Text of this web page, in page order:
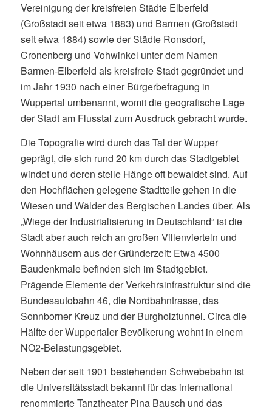
Vereinigung der kreisfreien Städte Elberfeld
(Großstadt seit etwa 1883) und Barmen (Großstadt
seit etwa 1884) sowie der Städte Ronsdorf,
Cronenberg und Vohwinkel unter dem Namen
Barmen-Elberfeld als kreisfreie Stadt gegründet und
im Jahr 1930 nach einer Bürgerbefragung in
Wuppertal umbenannt, womit die geografische Lage
der Stadt am Flusstal zum Ausdruck gebracht wurde.
Die Topografie wird durch das Tal der Wupper
geprägt, die sich rund 20 km durch das Stadtgebiet
windet und deren steile Hänge oft bewaldet sind. Auf
den Hochflächen gelegene Stadtteile gehen in die
Wiesen und Wälder des Bergischen Landes über. Als
„Wiege der Industrialisierung in Deutschland“ ist die
Stadt aber auch reich an großen Villenvierteln und
Wohnhäusern aus der Gründerzeit: Etwa 4500
Baudenkmale befinden sich im Stadtgebiet.
Prägende Elemente der Verkehrsinfrastruktur sind die
Bundesautobahn 46, die Nordbahntrasse, das
Sonnborner Kreuz und der Burgholztunnel. Circa die
Hälfte der Wuppertaler Bevölkerung wohnt in einem
NO2-Belastungsgebiet.
Neben der seit 1901 bestehenden Schwebebahn ist
die Universitätsstadt bekannt für das international
renommierte Tanztheater Pina Bausch und das